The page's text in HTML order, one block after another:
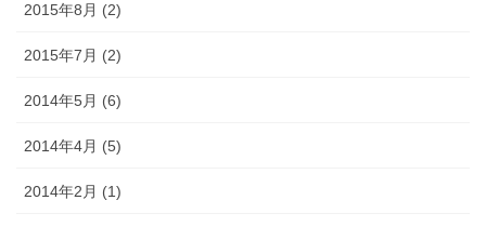
2015年8月 (2)
2015年7月 (2)
2014年5月 (6)
2014年4月 (5)
2014年2月 (1)